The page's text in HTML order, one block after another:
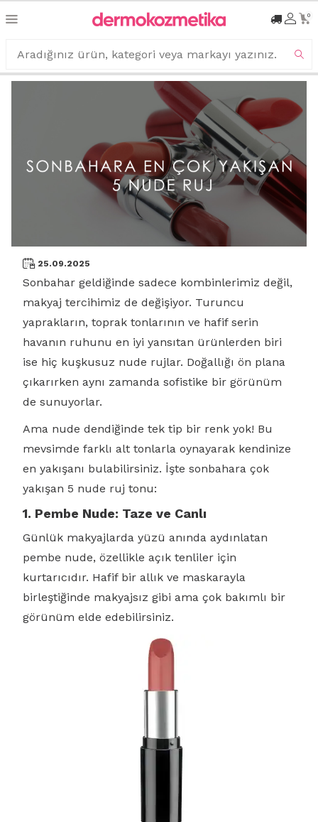
0
25.09.2025
Sonbahar geldiğinde sadece kombinlerimiz değil,
makyaj tercihimiz de değişiyor. Turuncu
yaprakların, toprak tonlarının ve hafif serin
havanın ruhunu en iyi yansıtan ürünlerden biri
ise hiç kuşkusuz nude rujlar. Doğallığı ön plana
çıkarırken aynı zamanda sofistike bir görünüm
de sunuyorlar.
Ama nude dendiğinde tek tip bir renk yok! Bu
mevsimde farklı alt tonlarla oynayarak kendinize
en yakışanı bulabilirsiniz. İşte sonbahara çok
yakışan 5 nude ruj tonu:
1. Pembe Nude: Taze ve Canlı
Günlük makyajlarda yüzü anında aydınlatan
pembe nude, özellikle açık tenliler için
kurtarıcıdır. Hafif bir allık ve maskarayla
birleştiğinde makyajsız gibi ama çok bakımlı bir
görünüm elde edebilirsiniz.